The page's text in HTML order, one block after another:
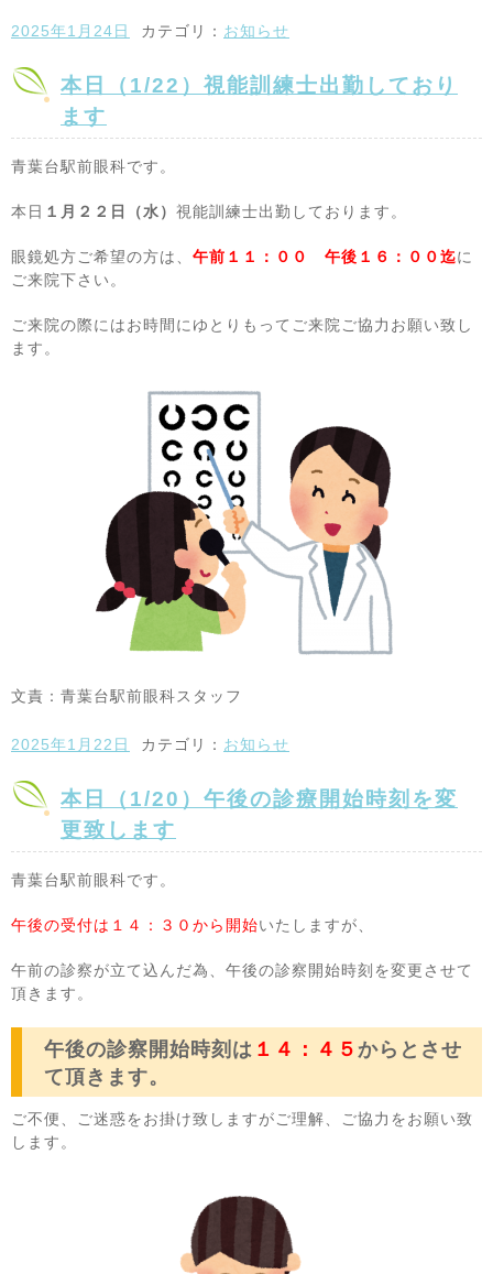
2025年1月24日 カテゴリ： お知らせ
本日（1/22）視能訓練士出勤しており
ます
青葉台駅前眼科です。
本日 １月２２ 日（水） 視能訓練士出勤しております。
眼鏡処方ご希望の方は、 午前１１：００ 午後１６：００迄に
ご来院下さい。
ご来院の際にはお時間にゆとりもってご来院ご協力お願い致し
ます。
文責：青葉台駅前眼科スタッフ
2025年1月22日 カテゴリ： お知らせ
本日（1/20）午後の診療開始時刻を変
更致します
青葉台駅前眼科です。
午後の受付は１４：３０から開始いたしますが、
午前の診察が立て込んだ為、午後の診察開始時刻を変更させて
頂きます。
午後の診察開始時刻は １４：４５ からとさせ
て頂きます。
ご不便、ご迷惑をお掛け致しますがご理解、ご協力をお願い致
します。